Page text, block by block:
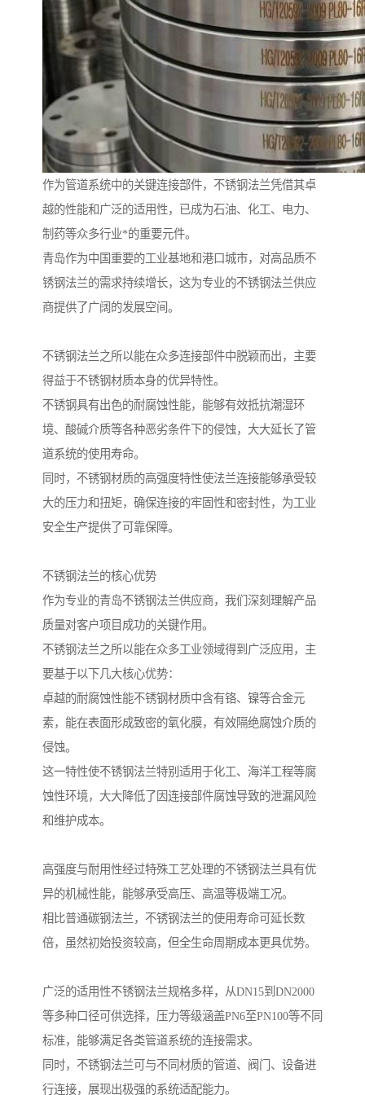
作为管道系统中的关键连接部件，不锈钢法兰凭借其卓
越的性能和广泛的适用性，已成为石油、化工、电力、
制药等众多行业*的重要元件。
青岛作为中国重要的工业基地和港口城市，对高品质不
锈钢法兰的需求持续增长，这为专业的不锈钢法兰供应
商提供了广阔的发展空间。
不锈钢法兰之所以能在众多连接部件中脱颖而出，主要
得益于不锈钢材质本身的优异特性。
不锈钢具有出色的耐腐蚀性能，能够有效抵抗潮湿环
境、酸碱介质等各种恶劣条件下的侵蚀，大大延长了管
道系统的使用寿命。
同时，不锈钢材质的高强度特性使法兰连接能够承受较
大的压力和扭矩，确保连接的牢固性和密封性，为工业
安全生产提供了可靠保障。
不锈钢法兰的核心优势
作为专业的青岛不锈钢法兰供应商，我们深刻理解产品
质量对客户项目成功的关键作用。
不锈钢法兰之所以能在众多工业领域得到广泛应用，主
要基于以下几大核心优势：
卓越的耐腐蚀性能不锈钢材质中含有铬、镍等合金元
素，能在表面形成致密的氧化膜，有效隔绝腐蚀介质的
侵蚀。
这一特性使不锈钢法兰特别适用于化工、海洋工程等腐
蚀性环境，大大降低了因连接部件腐蚀导致的泄漏风险
和维护成本。
高强度与耐用性经过特殊工艺处理的不锈钢法兰具有优
异的机械性能，能够承受高压、高温等极端工况。
相比普通碳钢法兰，不锈钢法兰的使用寿命可延长数
倍，虽然初始投资较高，但全生命周期成本更具优势。
广泛的适用性不锈钢法兰规格多样，从DN15到DN2000
等多种口径可供选择，压力等级涵盖PN6至PN100等不同
标准，能够满足各类管道系统的连接需求。
同时，不锈钢法兰可与不同材质的管道、阀门、设备进
行连接，展现出极强的系统适配能力。